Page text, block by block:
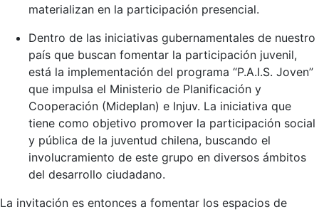
materializan en la participación presencial.
Dentro de las iniciativas gubernamentales de nuestro
país que buscan fomentar la participación juvenil,
está la implementación del programa “P.A.I.S. Joven”
que impulsa el Ministerio de Planificación y
Cooperación (Mideplan) e Injuv. La iniciativa que
tiene como objetivo promover la participación social
y pública de la juventud chilena, buscando el
involucramiento de este grupo en diversos ámbitos
del desarrollo ciudadano.
La invitación es entonces a fomentar los espacios de